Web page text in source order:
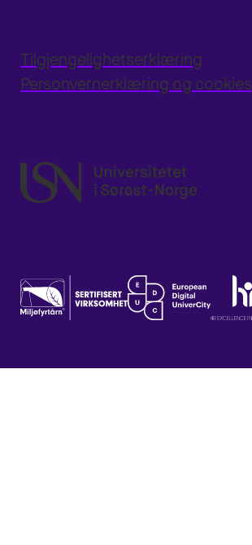
Tilgjengelighetserklæring
Personvernerklæring og cookies